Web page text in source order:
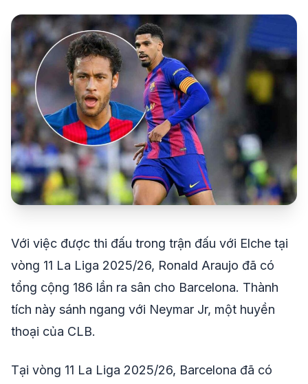
share mail © 2026 TT24H
Với việc được thi đấu trong trận đấu với Elche tại
vòng 11 La Liga 2025/26, Ronald Araujo đã có
tổng cộng 186 lần ra sân cho Barcelona. Thành
tích này sánh ngang với Neymar Jr, một huyền
thoại của CLB.
Tại vòng 11 La Liga 2025/26, Barcelona đã có